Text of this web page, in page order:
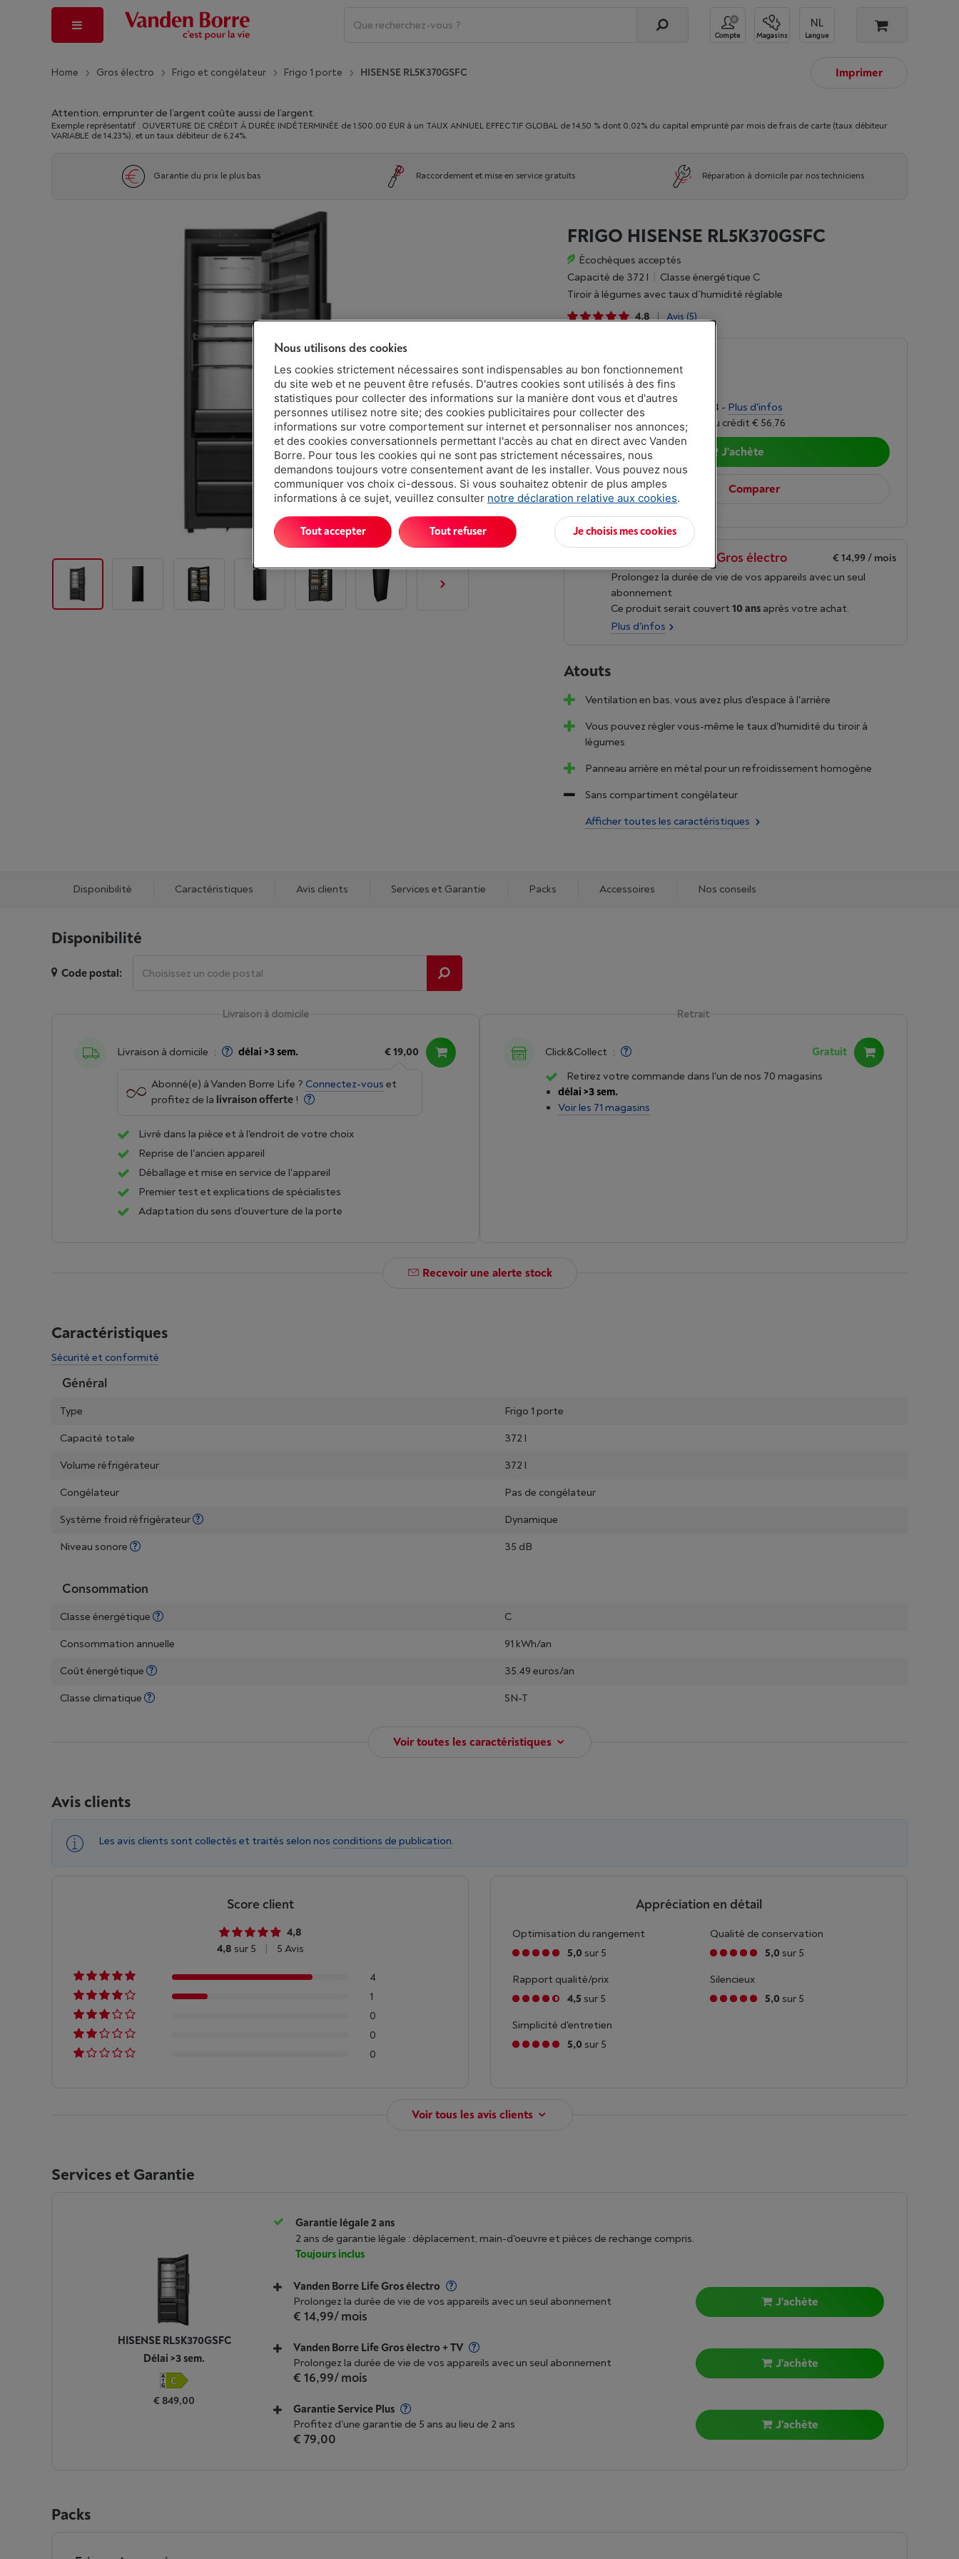
Compte Magasins Langue
Home Gros électro Frigo et congélateur Frigo 1 porte HISENSE RL5K370GSFC Imprimer
Attention, emprunter de l’argent coûte aussi de l’argent.
Exemple représentatif : OUVERTURE DE CRÉDIT À DURÉE INDÉTERMINÉE de 1.500,00 EUR à un TAUX ANNUEL EFFECTIF GLOBAL de 14,50 % dont 0,02% du capital emprunté par mois de frais de carte (taux débiteur
VARIABLE de 14,23%), et un taux débiteur de 6,24%.
Garantie du prix le plus bas Raccordement et mise en service gratuits Réparation à domicile par nos techniciens
FRIGO HISENSE RL5K370GSFC
Écochèques acceptés
Capacité de 372 l
Classe énergétique C
Tiroir à légumes avec taux d´humidité réglable
4,8 | Avis (5)
Délai >3 sem. Voir le stock
€ 849,00
Ou 24 mensualités de € 37,74 - Plus d'infos
Taux débiteur 6,24%, Coût du crédit € 56,76
J'achète
Comparer
Vanden Borre Life Gros électro € 14,99/ mois
Prolongez la durée de vie de vos appareils avec un seul
abonnement
Ce produit serait couvert 10 ansaprès votre achat.
Plus d'infos
Atouts
Ventilation en bas, vous avez plus d'espace à l'arrière
Vous pouvez régler vous-même le taux d'humidité du tiroir à
légumes
Panneau arrière en métal pour un refroidissement homogène
Sans compartiment congélateur
Afficher toutes les caractéristiques
Disponibilité Caractéristiques Avis clients Services et Garantie Packs Accessoires Nos conseils
Disponibilité
Code postal:
Livraison à domicile
Livraison à domicile : délai >3 sem. € 19,00
Abonné(e) à Vanden Borre Life ? Connectez-vous et
profitez de la livraison offerte !
Livré dans la pièce et à l'endroit de votre choix
Reprise de l'ancien appareil
Déballage et mise en service de l'appareil
Premier test et explications de spécialistes
Adaptation du sens d'ouverture de la porte
Retrait
Click&Collect :
Gratuit
Retirez votre commande dans l'un de nos 70 magasins
délai >3 sem.
Voir les 71 magasins
Recevoir une alerte stock
Caractéristiques
Sécurité et conformité
Général
Type
Frigo 1 porte
Capacité totale
372 l
Volume réfrigérateur
372 l
Congélateur
Pas de congélateur
Système froid réfrigérateur
Dynamique
Niveau sonore
35 dB
Consommation
Classe énergétique
C
Consommation annuelle
91 kWh/an
Coût énergétique
35.49 euros/an
Classe climatique
SN-T
Voir toutes les caractéristiques
Avis clients
Les avis clients sont collectés et traités selon nos conditions de publication.
Score client
4,8
4,8 sur 5 | 5 Avis
4
1
0
0
0
Appréciation en détail
Optimisation du rangement
5,0 sur 5
Qualité de conservation
5,0 sur 5
Rapport qualité/prix
4,5 sur 5
Silencieux
5,0 sur 5
Simplicité d'entretien
5,0 sur 5
Voir tous les avis clients
Services et Garantie
HISENSE RL5K370GSFC
Délai >3 sem.
€ 849,00
Garantie légale 2 ans
2 ans de garantie légale : déplacement, main-d'oeuvre et pièces de rechange compris.
Toujours inclus
Vanden Borre Life Gros électro
Prolongez la durée de vie de vos appareils avec un seul abonnement
€ 14,99/ mois
J'achète
Vanden Borre Life Gros électro + TV
Prolongez la durée de vie de vos appareils avec un seul abonnement
€ 16,99/ mois
J'achète
Garantie Service Plus
Profitez d'une garantie de 5 ans au lieu de 2 ans
€ 79,00
J'achète
Packs
Nous utilisons des cookies
Les cookies strictement nécessaires sont indispensables au bon fonctionnement
du site web et ne peuvent être refusés. D'autres cookies sont utilisés à des fins
statistiques pour collecter des informations sur la manière dont vous et d'autres
personnes utilisez notre site; des cookies publicitaires pour collecter des
informations sur votre comportement sur internet et personnaliser nos annonces;
et des cookies conversationnels permettant l'accès au chat en direct avec Vanden
Borre. Pour tous les cookies qui ne sont pas strictement nécessaires, nous
demandons toujours votre consentement avant de les installer. Vous pouvez nous
communiquer vos choix ci-dessous. Si vous souhaitez obtenir de plus amples
informations à ce sujet, veuillez consulter notre déclaration relative aux cookies.
Je choisis mes cookies
Tout refuser
Tout accepter